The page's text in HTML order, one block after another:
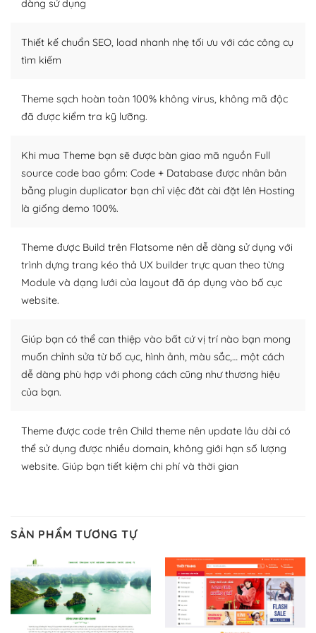
WordPress là nơi lưu trữ cho một diễn đàn cộng đồng
khổng lồ được kiểm duyệt bởi các nhân viên và những
Nếu bạn gặp khó khăn, bạn có thể lên mạng và tìm
kiếm những cộng đồng WordPress, họ sẽ giúp bạn trả
Cộng đồng sử dụng WordPress sẵn sàng hỗ trợ bạn
– Đa dạng plugin và themes
WordPress để tăng thêm các tính năng cần thiết. Có
nhiều plugin trả phí hoặc miễn phí.
Nhờ lượng người dùng đông đảo, thư viện themes và
plugin của WordPress rất phong phú. Bạn có thể thỏa
lập website của mình.
WordPress đa dạng plugin và themes
– Dễ sử dụng
Với mọi Hosting bất kỳ thì WordPress đều có thể dễ
dàng thiết lập vì thực tế nó đã cung cấp khoảng 60%
toàn bộ web.
Dễ dàng lựa chọn Hosting cho website WordPress
– Bảo mật cực tốt
Vì WordPress hiện là nền tảng xây dựng trang web và
blog lớn nhất trên thế giới, quan trọng nhất là bảo vệ
dàng sử dụng
Thiết kế chuẩn SEO, load nhanh nhẹ tối ưu với các công cụ
tìm kiếm
Theme sạch hoàn toàn 100% không virus, không mã độc
đã được kiểm tra kỹ lưỡng.
Khi mua Theme bạn sẽ được bàn giao mã nguồn Full
source code bao gồm: Code + Database được nhân bản
bằng plugin duplicator bạn chỉ việc đăt cài đặt lên Hosting
là giống demo 100%.
Theme được Build trên Flatsome nên dễ dàng sử dụng với
trình dựng trang kéo thả UX builder trực quan theo từng
Module và dạng lưới của layout đã áp dụng vào bố cục
website.
Giúp bạn có thể can thiệp vào bất cứ vị trí nào bạn mong
muốn chỉnh sửa từ bố cục, hình ảnh, màu sắc,… một cách
dễ dàng phù hợp với phong cách cũng như thương hiệu
của bạn.
Theme được code trên Child theme nên update lâu dài có
thể sử dụng được nhiều domain, không giới hạn số lượng
website. Giúp bạn tiết kiệm chi phí và thời gian
SẢN PHẨM TƯƠNG TỰ